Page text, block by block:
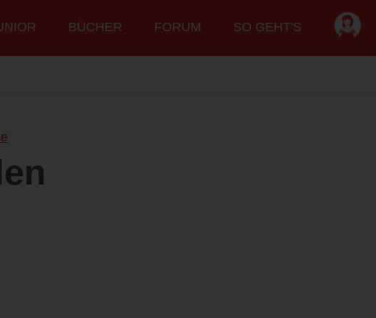
BÜCHER FORUM SO GEHT'S